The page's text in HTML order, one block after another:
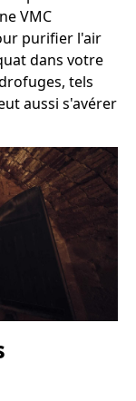
VMC
purifier l'air
dans votre
tels
aussi s'avérer